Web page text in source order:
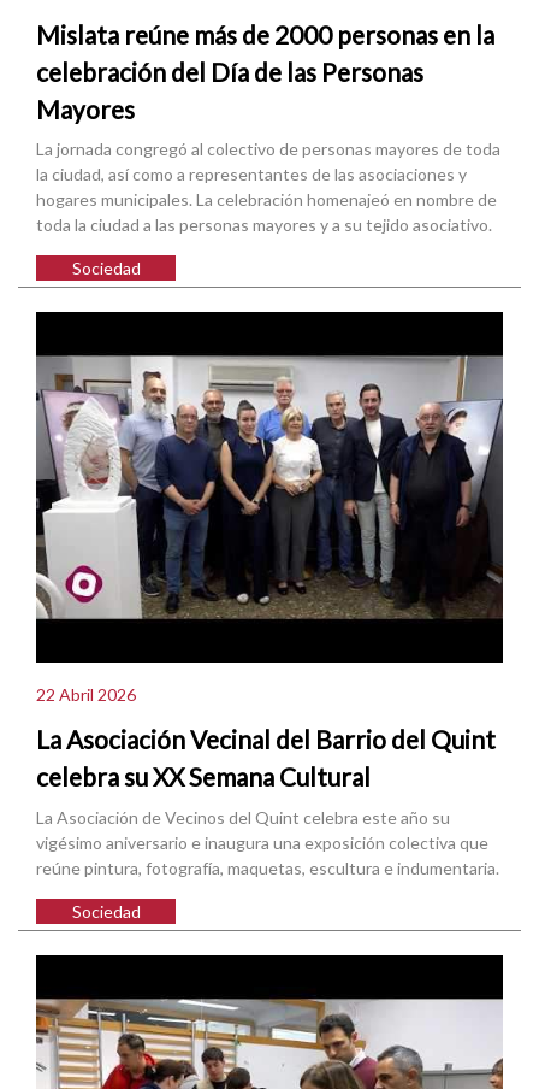
Mislata reúne más de 2000 personas en la
celebración del Día de las Personas
Mayores
La jornada congregó al colectivo de personas mayores de toda
la ciudad, así como a representantes de las asociaciones y
hogares municipales. La celebración homenajeó en nombre de
toda la ciudad a las personas mayores y a su tejido asociativo.
Sociedad
22 Abril 2026
La Asociación Vecinal del Barrio del Quint
celebra su XX Semana Cultural
La Asociación de Vecinos del Quint celebra este año su
vigésimo aniversario e inaugura una exposición colectiva que
reúne pintura, fotografía, maquetas, escultura e indumentaria.
Sociedad